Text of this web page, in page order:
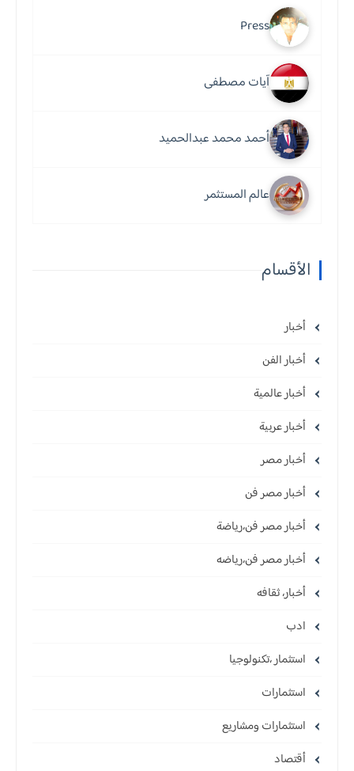
Press
آيات مصطفى
أحمد محمد عبدالحميد
عالم المستثمر
الأقسام
أخبار
أخبار الفن
أخبار عالمية
أخبار عربية
أخبار مصر
أخبار مصر فن
أخبار مصر فن،رياضة
أخبار مصر فن،رياضه
أخبار، ثقافه
ادب
استثمار ،تكنولوجيا
استثمارات
استثمارات ومشاريع
أقتصاد